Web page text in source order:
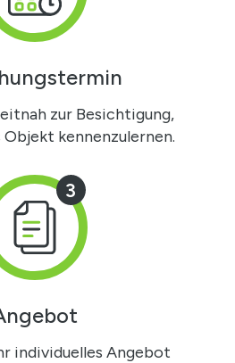
zur Besichtigung,
Objekt kennenzulernen.
3
individuelles Angebot